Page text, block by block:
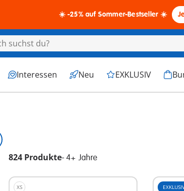
☀️ -25% auf Sommer-Bestseller ☀️
Interessen Neu EXKLUSIV
824 Produkte- 4+ Jahre
XS